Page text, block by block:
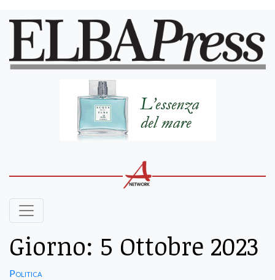
Giorno: 5 Ottobre 2023
Politica